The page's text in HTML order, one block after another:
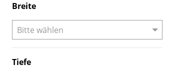
Breite
Tiefe